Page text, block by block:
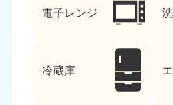
電子レンジ
冷蔵庫